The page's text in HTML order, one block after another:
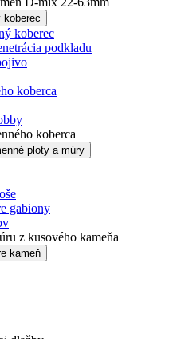
koberec
koberec
podkladu
koberca
ploty a múry
gabiony
kameň